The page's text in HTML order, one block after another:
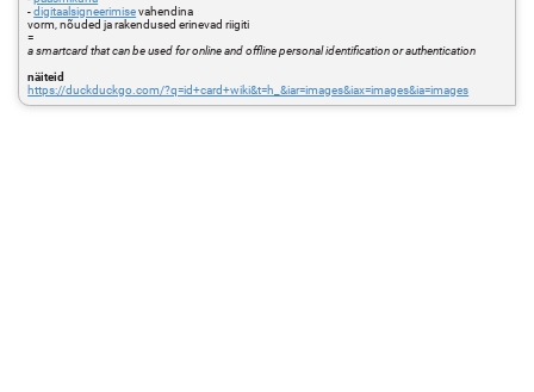
-digitaalsigneerimisevahendina
vorm, nõuded ja rakendused erinevad riigiti
=
a smartcard that can be used for online and offline personal identification or authentication
näiteid
https://duckduckgo.com/?q=id+card+wiki&t=h_&iar=images&iax=images&ia=images